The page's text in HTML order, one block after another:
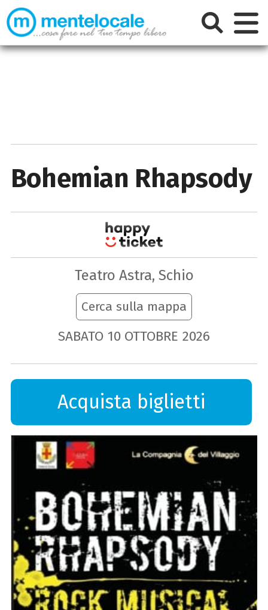
Bohemian Rhapsody
Teatro Astra, Schio
Cerca sulla mappa
SABATO 10 OTTOBRE 2026
Acquista biglietti